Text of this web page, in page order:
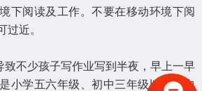
下阅读及工作。不要在移动环境下阅
过近。
致不少孩子写作业写到半夜，早上一早
小学五六年级、初中三年级以及高中